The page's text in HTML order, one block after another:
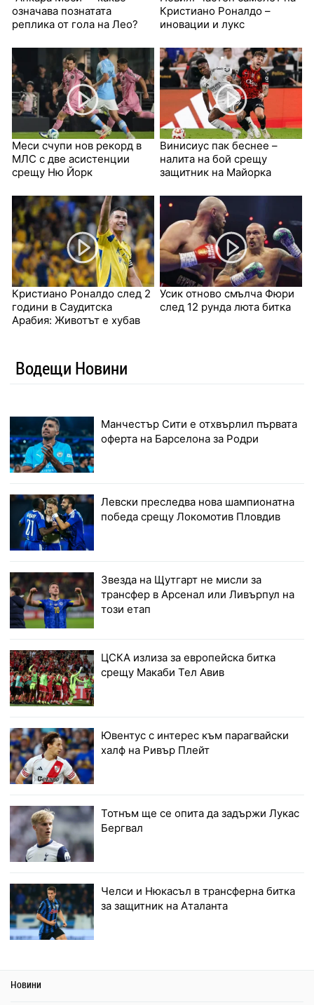
означава познатата
реплика от гола на Лео?
Кристиано Роналдо –
иновации и лукс
Меси счупи нов рекорд в
МЛС с две асистенции
срещу Ню Йорк
Винисиус пак беснее –
налита на бой срещу
защитник на Майорка
Кристиано Роналдо след 2
години в Саудитска
Арабия: Животът е хубав
Усик отново смълча Фюри
след 12 рунда люта битка
Водещи Новини
Манчестър Сити е отхвърлил първата
оферта на Барселона за Родри
Левски преследва нова шампионатна
победа срещу Локомотив Пловдив
Звезда на Щутгарт не мисли за
трансфер в Арсенал или Ливърпул на
този етап
ЦСКА излиза за европейска битка
срещу Макаби Тел Авив
Ювентус с интерес към парагвайски
халф на Ривър Плейт
Тотнъм ще се опита да задържи Лукас
Бергвал
Челси и Нюкасъл в трансферна битка
за защитник на Аталанта
Новини